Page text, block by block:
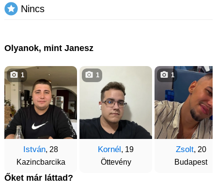
Nincs
Olyanok, mint Janesz
István, 28
Kazincbarcika
1
Kornél, 19
Öttevény
1
Zsolt, 20
Budapest
1
Őket már láttad?